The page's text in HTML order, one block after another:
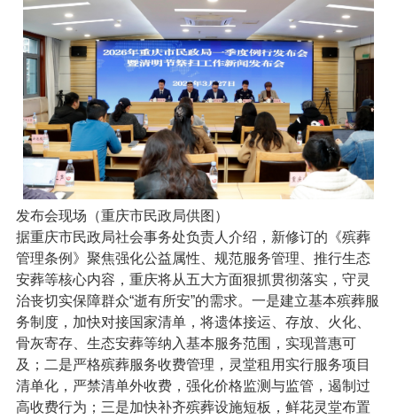
发布会现场（重庆市民政局供图）
据重庆市民政局社会事务处负责人介绍，新修订的《殡葬
管理条例》聚焦强化公益属性、规范服务管理、推行生态
安葬等核心内容，重庆将从五大方面狠抓贯彻落实，守灵
治丧切实保障群众“逝有所安”的需求。一是建立基本殡葬服
务制度，加快对接国家清单，将遗体接运、存放、火化、
骨灰寄存、生态安葬等纳入基本服务范围，实现普惠可
及；二是严格殡葬服务收费管理，灵堂租用实行服务项目
清单化，严禁清单外收费，强化价格监测与监管，遏制过
高收费行为；三是加快补齐殡葬设施短板，鲜花灵堂布置